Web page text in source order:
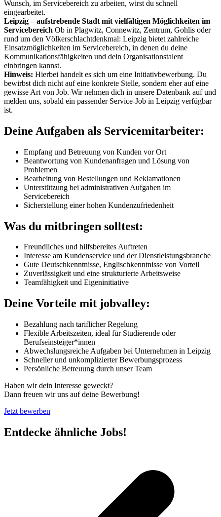
Wunsch, im Servicebereich zu arbeiten, wirst du schnell
eingearbeitet.
Leipzig – aufstrebende Stadt mit vielfältigen Möglichkeiten im
Servicebereich Ob in Plagwitz, Connewitz, Zentrum, Gohlis oder
rund um den Völkerschlachtdenkmal: Leipzig bietet zahlreiche
Einsatzmöglichkeiten im Servicebereich, in denen du deine
Kommunikationsfähigkeiten und dein Organisationstalent
einbringen kannst.
Hinweis: Hierbei handelt es sich um eine Initiativbewerbung. Du
bewirbst dich nicht auf eine konkrete Stelle, sondern eher auf eine
gewisse Art von Job. Wir nehmen dich in unsere Datenbank auf und
melden uns, sobald ein passender Service-Job in Leipzig verfügbar
ist.
Deine Aufgaben als Servicemitarbeiter:
Empfang und Betreuung von Kunden vor Ort
Beantwortung von Kundenanfragen und Lösung von
Problemen
Bearbeitung von Bestellungen und Reklamationen
Unterstützung bei administrativen Aufgaben im
Servicebereich
Sicherstellung einer hohen Kundenzufriedenheit
Was du mitbringen solltest:
Freundliches und hilfsbereites Auftreten
Interesse am Kundenservice und der Dienstleistungsbranche
Gute Deutschkenntnisse, Englischkenntnisse von Vorteil
Zuverlässigkeit und eine strukturierte Arbeitsweise
Teamfähigkeit und Eigeninitiative
Deine Vorteile mit jobvalley:
Bezahlung nach tariflicher Regelung
Flexible Arbeitszeiten, ideal für Studierende oder
Berufseinsteiger*innen
Abwechslungsreiche Aufgaben bei Unternehmen in Leipzig
Schneller und unkomplizierter Bewerbungsprozess
Persönliche Betreuung durch unser Team
Haben wir dein Interesse geweckt?
Dann freuen wir uns auf deine Bewerbung!
Jetzt bewerben
Entdecke ähnliche Jobs!